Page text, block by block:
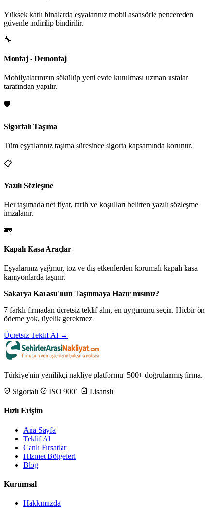
Yüksek katlı binalarda eşyalarınız mobil asansörle pencereden
güvenle indirilip bindirilir.
🔧
Montaj - Demontaj
Mobilyalarınızın sökülüp yeni evde kurulması uzman ustalar
tarafından yapılır.
🛡️
Sigortalı Taşıma
Tüm eşyalarınız taşıma süresince sigorta kapsamında korunur.
📋
Yazılı Sözleşme
Her taşımada net fiyat, tarih ve koşulları belirten yazılı sözleşme
imzalanır.
🚛
Kapalı Kasa Araçlar
Eşyalarınız yağmur, toz ve dış etkenlerden korumalı kapalı kasa
kamyonlarda taşınır.
Sakarya Karasu'nun Taşınmaya Hazır mısınız?
7 farklı firmadan ücretsiz teklif alın, en uygununu seçin. Hiçbir ön
ödeme yok, üyelik gerekmez.
Ücretsiz Teklif Al →
Türkiye'nin yenilikçi nakliye platformu. 500+ doğrulanmış firma.
Sigortalı
ISO 9001 Lisanslı
Hızlı Erişim
Ana Sayfa
Teklif Al
Canlı Fırsatlar
Hizmet Bölgeleri
Blog
Kurumsal
Hakkımızda